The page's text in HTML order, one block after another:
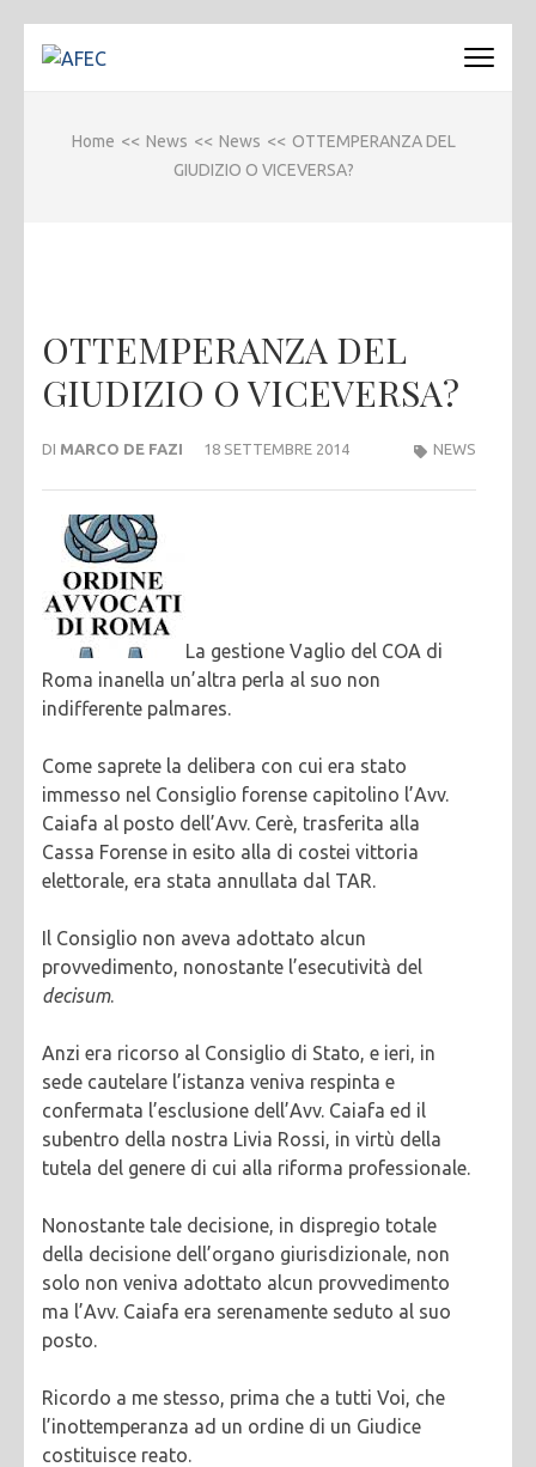
Home << News << News << OTTEMPERANZA DEL
GIUDIZIO O VICEVERSA?
OTTEMPERANZA DEL
GIUDIZIO O VICEVERSA?
DI MARCO DE FAZI 18 SETTEMBRE 2014 NEWS
La gestione Vaglio del COA di
Roma inanella un’altra perla al suo non
indifferente palmares.
Come saprete la delibera con cui era stato
immesso nel Consiglio forense capitolino l’Avv.
Caiafa al posto dell’Avv. Cerè, trasferita alla
Cassa Forense in esito alla di costei vittoria
elettorale, era stata annullata dal TAR.
Il Consiglio non aveva adottato alcun
provvedimento, nonostante l’esecutività del
decisum.
Anzi era ricorso al Consiglio di Stato, e ieri, in
sede cautelare l’istanza veniva respinta e
confermata l’esclusione dell’Avv. Caiafa ed il
subentro della nostra Livia Rossi, in virtù della
tutela del genere di cui alla riforma professionale.
Nonostante tale decisione, in dispregio totale
della decisione dell’organo giurisdizionale, non
solo non veniva adottato alcun provvedimento
ma l’Avv. Caiafa era serenamente seduto al suo
posto.
Ricordo a me stesso, prima che a tutti Voi, che
l’inottemperanza ad un ordine di un Giudice
costituisce reato.